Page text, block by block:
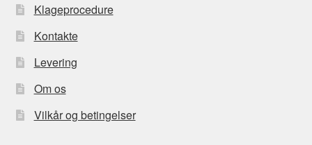
Klageprocedure
Kontakte
Levering
Om os
Vilkår og betingelser